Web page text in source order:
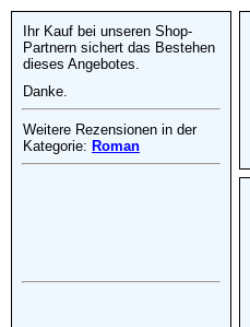
Ihr Kauf bei unseren Shop-
Partnern sichert das Bestehen
dieses Angebotes.
Danke.
Weitere Rezensionen in der
Kategorie: Roman